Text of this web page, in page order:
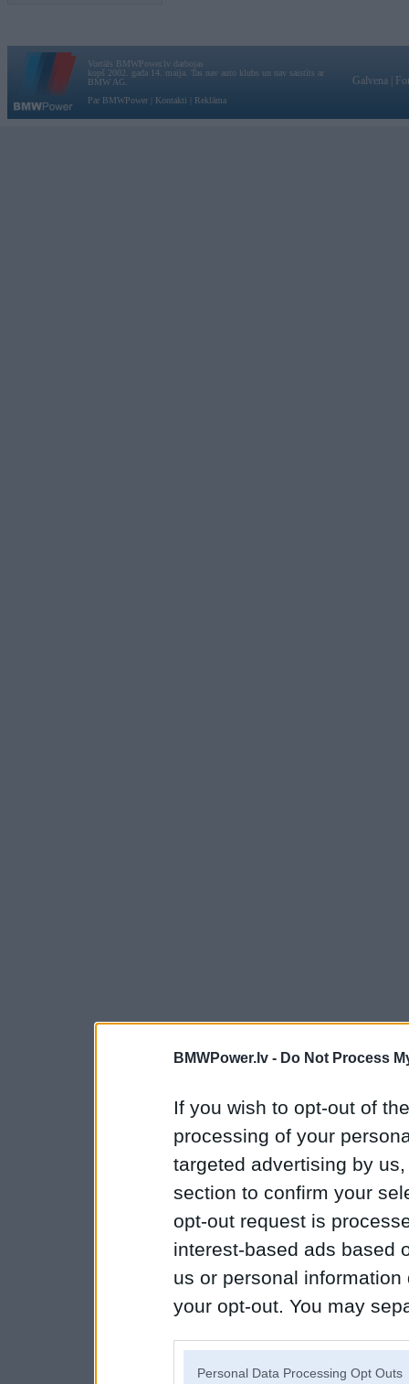
BMWPower.lv - Do Not Process
If you wish to opt-out of
processing of your
targeted advertising by
section to confirm your
opt-out request is
interest-based ads based
us or personal
your opt-out. You may
Personal Data Processing Opt Outs
Vortāls BMWPower.lv darbojas
kopš 2002. gada 14. maija. Tas nav auto klubs un nav saistīts ar
BMW AG.
Par BMWPower
Kontakti Reklāma
Galvena